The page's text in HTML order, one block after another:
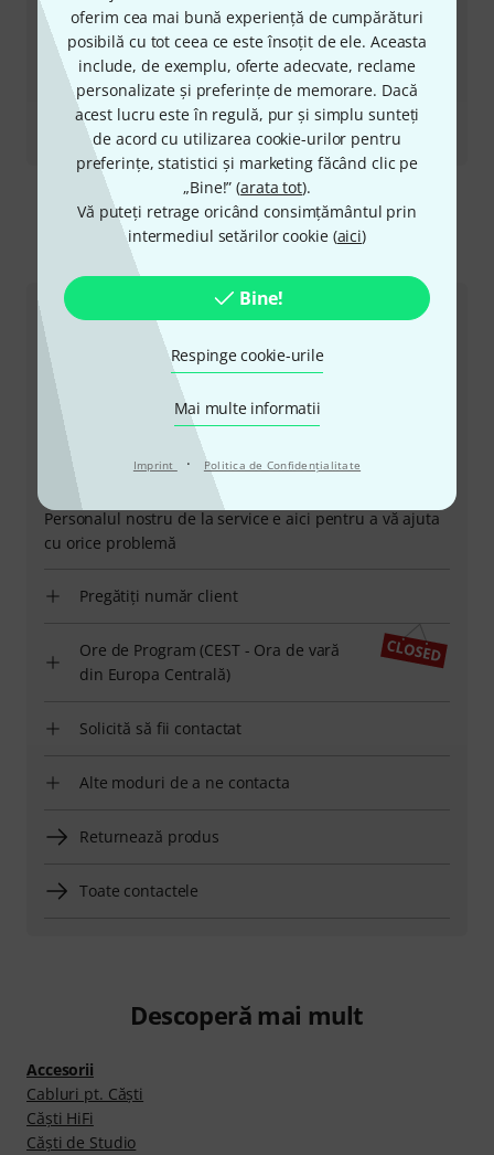
oferim cea mai bună experiență de cumpărături
posibilă cu tot ceea ce este însoțit de ele. Aceasta
include, de exemplu, oferte adecvate, reclame
personalizate și preferințe de memorare. Dacă
acest lucru este în regulă, pur și simplu sunteți
de acord cu utilizarea cookie-urilor pentru
preferințe, statistici și marketing făcând clic pe
„Bine!” (arata tot).
Vă puteți retrage oricând consimțământul prin
intermediul setărilor cookie (aici)
Bine!
Respinge cookie-urile
Mai multe informatii
Imprint · Politica de Confidenţialitate
Recenzii
TMA-2 Studio
Ne puteți contacta astfel
Serviciul Clienți România
+49-9546-9223-530
Personalul nostru de la service e aici pentru a vă ajuta
cu orice problemă
Pregătiți număr client
Ore de Program (CEST - Ora de vară
din Europa Centrală)
Solicită să fii contactat
Alte moduri de a ne contacta
Returnează produs
Toate contactele
Descoperă mai mult
Accesorii
Cabluri pt. Căşti
Căşti HiFi
Căşti de Studio